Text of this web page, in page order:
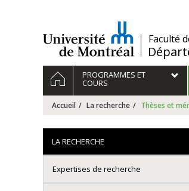
/Faculté
Navigation
principale
ACCUEILPROGRAMMES ET
COURS
Accueil La recherche Thèses et
LA RECHERCHE
Expertises de recherche